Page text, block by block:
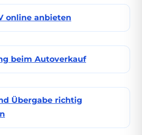
online anbieten
beim Autoverkauf
Übergabe richtig